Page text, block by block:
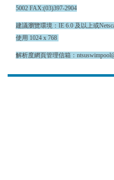
5002 FAX:(03)397-2904
建議瀏覽環境：IE 6.0 及以上或
使用 1024 x 768
解析度網頁管理信箱：